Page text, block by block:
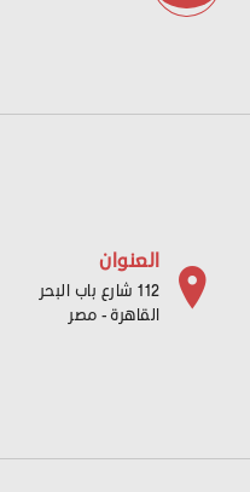
العنوان
112 شارع باب البحر
القاهرة - مصر